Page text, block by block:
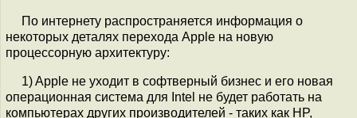
По интернету распространяется информация о
некоторых деталях перехода Apple на новую
процессорную архитектуру:
1) Apple не уходит в софтверный бизнес и его новая
операционная система для Intel не будет работать на
компьютерах других производителей - таких как HP,